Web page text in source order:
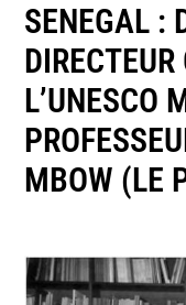
SENEGAL :
L’UNESCO
MBOW (LE